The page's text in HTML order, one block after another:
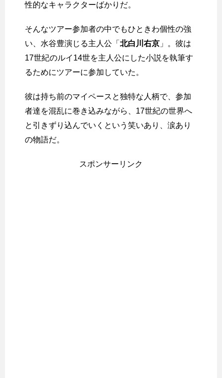
性的なキャラクターばかりだ。
そんなツアー参加者の中でもひときわ個性の強
い、水谷豊演じる主人公「 北白川右京 」。彼は
17世紀のルイ14世を主人公にした小説を執筆す
るためにツアーに参加していた。
彼は持ち前のマイペースと独特な人柄で、参加
者達を混乱に巻き込みながら、17世紀の世界へ
と引きずり込んでいくという笑いあり、涙あり
の物語だ。
スポンサーリンク